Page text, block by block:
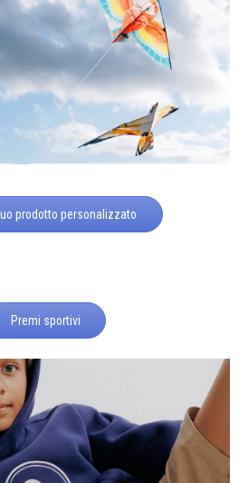
prodotto personalizzato
Premi sportivi